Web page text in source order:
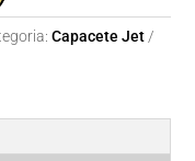
Capacete Jet